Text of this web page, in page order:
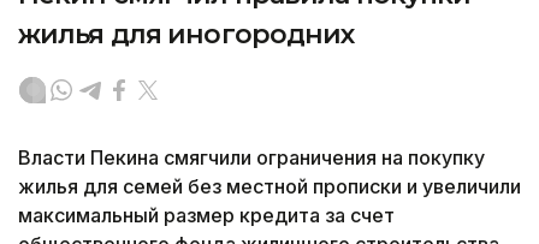
жилья для иногородних
Власти Пекина смягчили ограничения на покупку
жилья для семей без местной прописки и увеличили
максимальный размер кредита за счет